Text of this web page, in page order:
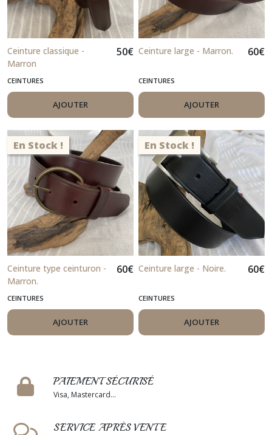
Ceinture classique -
Marron
50€
CEINTURES
AJOUTER
Ceinture large - Marron. 60€
CEINTURES
AJOUTER
En Stock !
Ceinture type ceinturon -
Marron.
60€
CEINTURES
AJOUTER
En Stock !
Ceinture large - Noire. 60€
CEINTURES
AJOUTER
PAIEMENT SÉCURISÉ
Visa, Mastercard...
SERVICE APRÈS VENTE